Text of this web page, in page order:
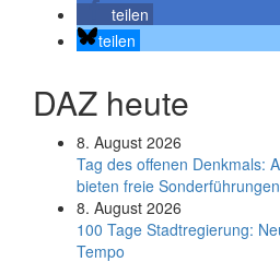
teilen
teilen
DAZ heute
8. August 2026
Tag des offenen Denkmals:
bieten freie Sonderführungen
8. August 2026
100 Tage Stadtregierung:
Tempo